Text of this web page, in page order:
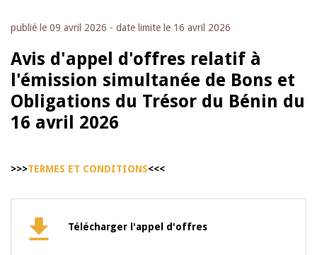
publié le 09 avril 2026 - date limite le 16 avril 2026
Avis d'appel d'offres relatif à
l'émission simultanée de Bons et
Obligations du Trésor du Bénin du
16 avril 2026
>>>TERMES ET CONDITIONS<<<
Télécharger l'appel d'offres